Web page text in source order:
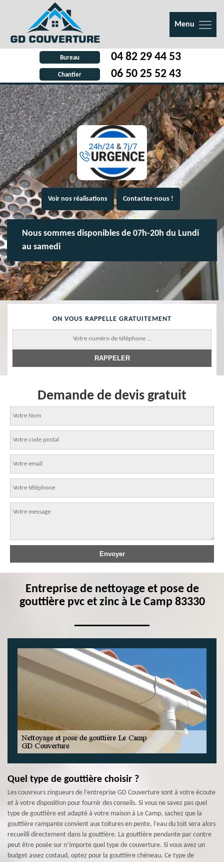
Menu
Bureau 04 82 29 44 53
Chantier 06 50 25 52 43
Voir nos réalisations Contactez-nous !
Nous sommes disponibles de 07h-20h du Lundi
au samedi
ON VOUS RAPPELLE GRATUITEMENT
Demande de devis gratuit
Entreprise de nettoyage et pose de
gouttière pvc et zinc à Le Camp 83330
Quel type de gouttière choisir ?
Les couvreurs zingueurs de l’entreprise GD Couverture sont à votre écoute
et à votre disposition pour fournir des conseils. Si vous ne savez pas quel
type de gouttière est adapté à votre maison à Le Camp, sachez que la
gouttière rampante convient aux toitures en pente, l’eau du toit sera alors
recueilli directement dans la gouttière. La gouttière pendante par contre
peut être posée sur n’importe quel type de couverture. Si vous avez un
budget assez costaud, optez pour la gouttière chéneau. Ce type de